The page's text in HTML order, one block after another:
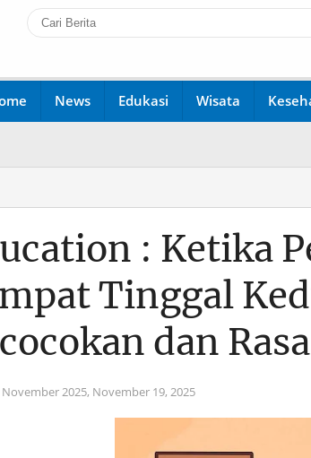
News Edukasi Wisata
: Ketika
Tinggal
dan
November 2025, November 19, 2025